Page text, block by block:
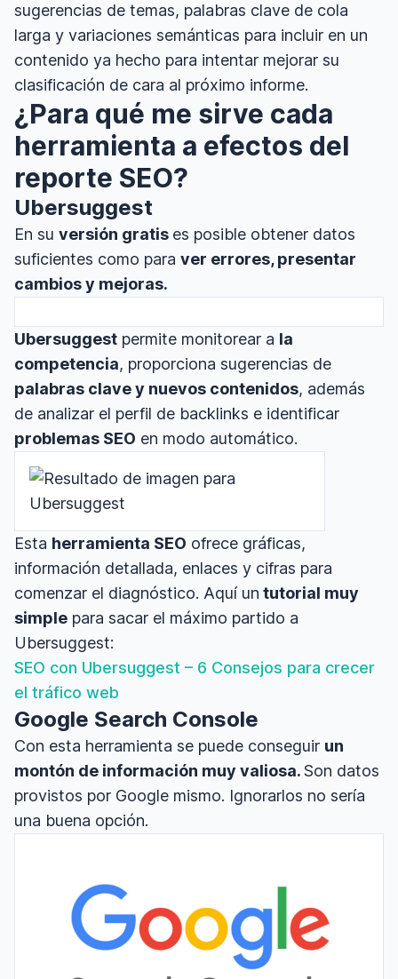
sugerencias de temas, palabras clave de cola
larga y variaciones semánticas para incluir en un
contenido ya hecho para intentar mejorar su
clasificación de cara al próximo informe.
¿Para qué me sirve cada
herramienta a efectos del
reporte SEO?
Ubersuggest
En su versión gratis es posible obtener datos
suficientes como para ver errores, presentar
cambios y mejoras.
Ubersuggest permite monitorear a la
competencia, proporciona sugerencias de
palabras clave y nuevos contenidos, además
de analizar el perfil de backlinks e identificar
problemas SEO en modo automático.
Esta herramienta SEO ofrece gráficas,
información detallada, enlaces y cifras para
comenzar el diagnóstico. Aquí un tutorial muy
simple para sacar el máximo partido a
Ubersuggest:
SEO con Ubersuggest – 6 Consejos para crecer
el tráfico web
Google Search Console
Con esta herramienta se puede conseguir un
montón de información muy valiosa.Son datos
provistos por Google mismo. Ignorarlos no sería
una buena opción.